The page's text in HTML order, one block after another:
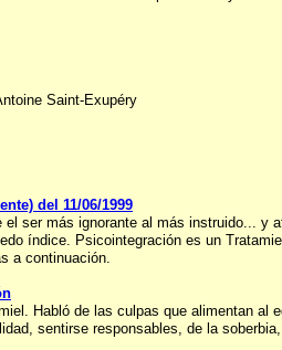
Saint-Exupéry
del 11/06/1999
ser más ignorante al más instruido...
índice. Psicointegración es un
a continuación.
Habló de las culpas que alimentan
sentirse responsables, de la